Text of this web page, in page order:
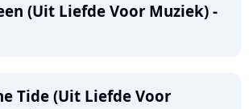
(Uit Liefde Voor Muziek) -
Tide (Uit Liefde Voor